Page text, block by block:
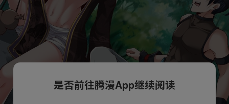
是否前往腾漫App继续阅读